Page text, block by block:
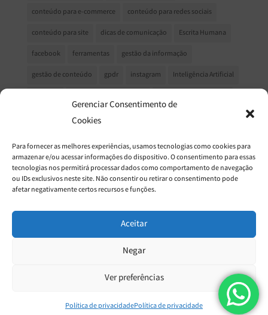
Gerenciar Consentimento de
Cookies
Para fornecer as melhores experiências, usamos tecnologias como cookies para
armazenar e/ou acessar informações do dispositivo. O consentimento para essas
tecnologias nos permitirá processar dados como comportamento de navegação
ou IDs exclusivos neste site. Não consentir ou retirar o consentimento pode
afetar negativamente certos recursos e funções.
Aceitar
Negar
Ver preferências
Política de privacidadePolítica de privacidade
conteúdo para e-commerce conteúdo para redes sociais
conteúdo para site dicas de comunicação Escrita Humana
facebook ferramentas gestão da informação
gestão de conteúdo gpdr instagram Inteligência Artificial
marketing de relacionamento
Newsletter Processo Criativo produção de conteúdo
redes sociais relacionamento com o cliente
texto para site
© 2018 Casa do Texto, todos os direitos reservados.